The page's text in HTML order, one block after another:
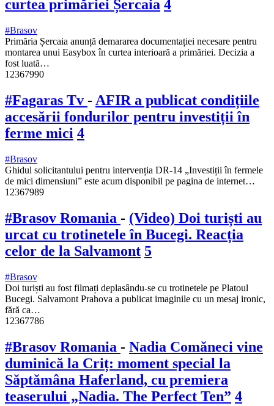
curtea primăriei Șercaia 4
#Brasov
Primăria Șercaia anunță demararea documentației necesare pentru
montarea unui Easybox în curtea interioară a primăriei. Decizia a
fost luată…
12367990
#Fagaras Tv - AFIR a publicat condițiile
accesării fondurilor pentru investiții în
ferme mici 4
#Brasov
Ghidul solicitantului pentru intervenția DR-14 „Investiții în fermele
de mici dimensiuni” este acum disponibil pe pagina de internet…
12367989
#Brasov Romania - (Video) Doi turiști au
urcat cu trotinetele în Bucegi. Reacția
celor de la Salvamont 5
#Brasov
Doi turiști au fost filmați deplasându-se cu trotinetele pe Platoul
Bucegi. Salvamont Prahova a publicat imaginile cu un mesaj ironic,
fără ca…
12367786
#Brasov Romania - Nadia Comăneci vine
duminică la Criț: moment special la
Săptămâna Haferland, cu premiera
teaserului „Nadia. The Perfect Ten” 4